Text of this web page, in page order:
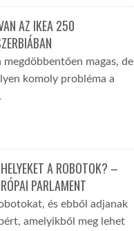
AZ IKEA 250
megdöbbentően magas, de
komoly probléma a
A ROBOTOK? –
PARLAMENT
és ebből adjanak
amelyikből meg lehet